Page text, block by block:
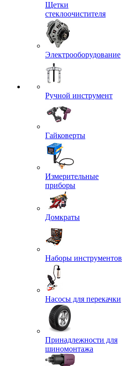
Щетки
стеклоочистителя
Электрооборудование
Ручной инструмент
Гайковерты
Измерительные
приборы
Домкраты
Наборы инструментов
Насосы для перекачки
Принадлежности для
шиномонтажа